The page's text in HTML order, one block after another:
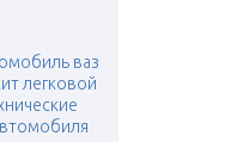
ваз
легковой